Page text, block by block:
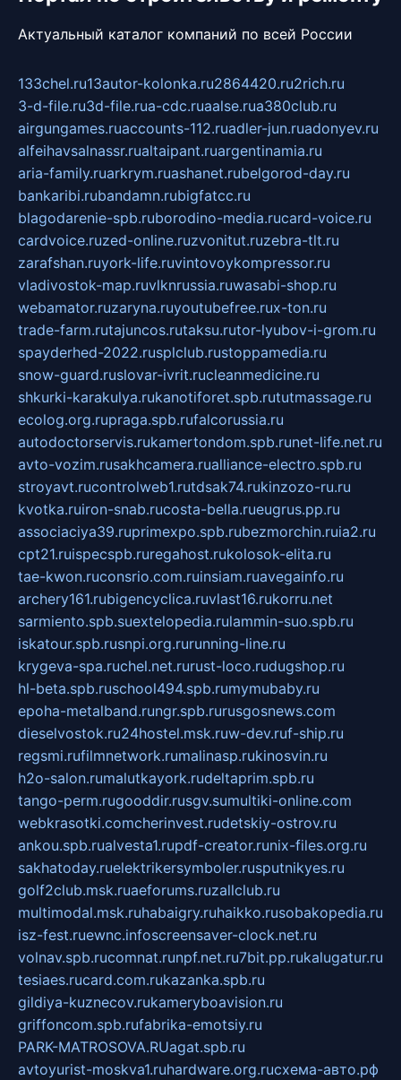
Актуальный каталог компаний по всей России
133chel.ru13autor-kolonka.ru2864420.ru2rich.ru
3-d-file.ru3d-file.rua-cdc.ruaalse.rua380club.ru
airgungames.ruaccounts-112.ruadler-jun.ruadonyev.ru
alfeihavsalnassr.rualtaipant.ruargentinamia.ru
aria-family.ruarkrym.ruashanet.rubelgorod-day.ru
bankaribi.rubandamn.rubigfatcc.ru
blagodarenie-spb.ruborodino-media.rucard-voice.ru
cardvoice.ruzed-online.ruzvonitut.ruzebra-tlt.ru
zarafshan.ruyork-life.ruvintovoykompressor.ru
vladivostok-map.ruvlknrussia.ruwasabi-shop.ru
webamator.ruzaryna.ruyoutubefree.rux-ton.ru
trade-farm.rutajuncos.rutaksu.rutor-lyubov-i-grom.ru
spayderhed-2022.rusplclub.rustoppamedia.ru
snow-guard.ruslovar-ivrit.rucleanmedicine.ru
shkurki-karakulya.rukanotiforet.spb.rututmassage.ru
ecolog.org.rupraga.spb.rufalcorussia.ru
autodoctorservis.rukamertondom.spb.runet-life.net.ru
avto-vozim.rusakhcamera.rualliance-electro.spb.ru
stroyavt.rucontrolweb1.rutdsak74.rukinzozo-ru.ru
kvotka.ruiron-snab.rucosta-bella.rueugrus.pp.ru
associaciya39.ruprimexpo.spb.rubezmorchin.ruia2.ru
cpt21.ruispecspb.ruregahost.rukolosok-elita.ru
tae-kwon.ruconsrio.com.ruinsiam.ruavegainfo.ru
archery161.rubigencyclica.ruvlast16.rukorru.net
sarmiento.spb.suextelopedia.rulammin-suo.spb.ru
iskatour.spb.rusnpi.org.rurunning-line.ru
krygeva-spa.ruchel.net.rurust-loco.rudugshop.ru
hl-beta.spb.ruschool494.spb.rumymubaby.ru
epoha-metalband.rungr.spb.rurusgosnews.com
dieselvostok.ru24hostel.msk.ruw-dev.ruf-ship.ru
regsmi.rufilmnetwork.rumalinasp.rukinosvin.ru
h2o-salon.rumalutkayork.rudeltaprim.spb.ru
tango-perm.rugooddir.rusgv.sumultiki-online.com
webkrasotki.comcherinvest.rudetskiy-ostrov.ru
ankou.spb.rualvesta1.rupdf-creator.runix-files.org.ru
sakhatoday.ruelektrikersymboler.rusputnikyes.ru
golf2club.msk.ruaeforums.ruzallclub.ru
multimodal.msk.ruhabaigry.ruhaikko.rusobakopedia.ru
isz-fest.ruewnc.infoscreensaver-clock.net.ru
volnav.spb.rucomnat.runpf.net.ru7bit.pp.rukalugatur.ru
tesiaes.rucard.com.rukazanka.spb.ru
gildiya-kuznecov.rukameryboavision.ru
griffoncom.spb.rufabrika-emotsiy.ru
PARK-MATROSOVA.RUagat.spb.ru
avtoyurist-moskva1.ruhardware.org.ruсхема-авто.рф